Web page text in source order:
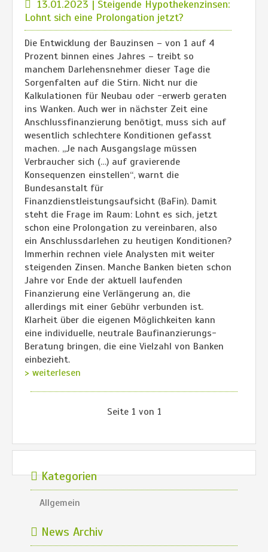
13.01.2023 | Steigende Hypothekenzinsen:
Lohnt sich eine Prolongation jetzt?
Die Entwicklung der Bauzinsen – von 1 auf 4
Prozent binnen eines Jahres – treibt so
manchem Darlehensnehmer dieser Tage die
Sorgenfalten auf die Stirn. Nicht nur die
Kalkulationen für Neubau oder -erwerb geraten
ins Wanken. Auch wer in nächster Zeit eine
Anschlussfinanzierung benötigt, muss sich auf
wesentlich schlechtere Konditionen gefasst
machen. „Je nach Ausgangslage müssen
Verbraucher sich (…) auf gravierende
Konsequenzen einstellen“, warnt die
Bundesanstalt für
Finanzdienstleistungsaufsicht (BaFin). Damit
steht die Frage im Raum: Lohnt es sich, jetzt
schon eine Prolongation zu vereinbaren, also
ein Anschlussdarlehen zu heutigen Konditionen?
Immerhin rechnen viele Analysten mit weiter
steigenden Zinsen. Manche Banken bieten schon
Jahre vor Ende der aktuell laufenden
Finanzierung eine Verlängerung an, die
allerdings mit einer Gebühr verbunden ist.
Klarheit über die eigenen Möglichkeiten kann
eine individuelle, neutrale Baufinanzierungs-
Beratung bringen, die eine Vielzahl von Banken
einbezieht.
> weiterlesen
Seite 1 von 1
Kategorien
Allgemein
News Archiv